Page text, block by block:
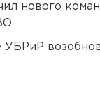
нового
УБРиР